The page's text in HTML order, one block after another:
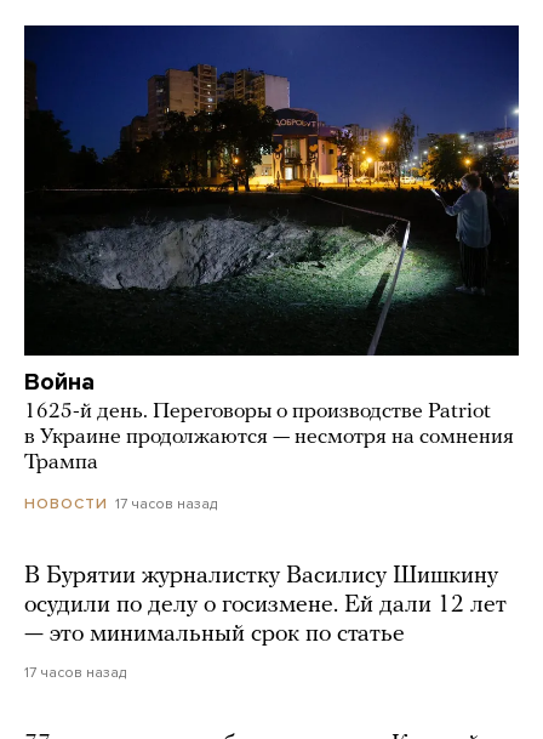
Война
1625-й день. Переговоры о производстве Patriot
в Украине продолжаются — несмотря на сомнения
Трампа
НОВОСТИ 17 часов назад
В Бурятии журналистку Василису Шишкину
осудили по делу о госизмене. Ей дали 12 лет
— это минимальный срок по статье
17 часов назад